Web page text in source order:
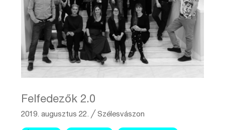
Felfedezők 2.0
2019. augusztus 22. ╱Szélesvászon